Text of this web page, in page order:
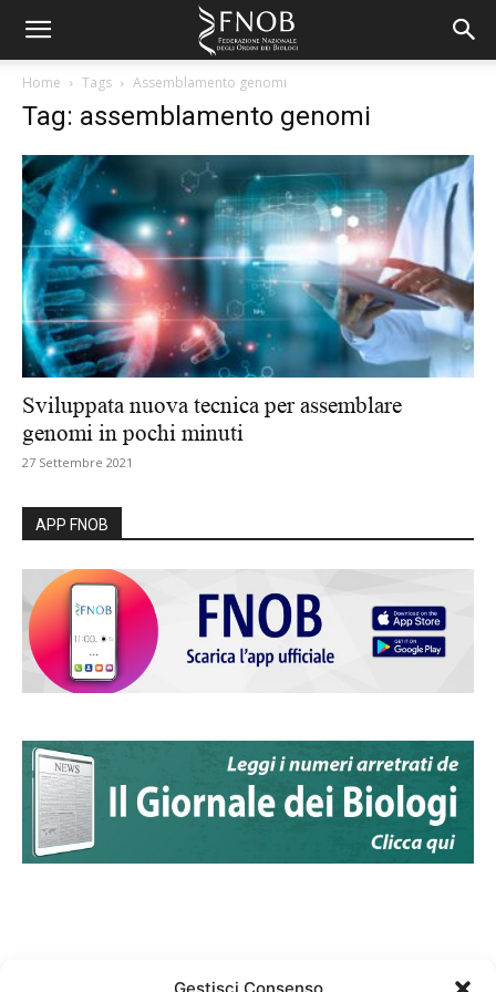
Home Tags Assemblamento genomi
Tag: assemblamento genomi
Sviluppata nuova tecnica per assemblare
genomi in pochi minuti
27 Settembre 2021
APP FNOB